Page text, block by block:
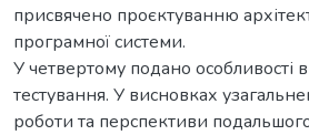
присвячено проєктуванню
програмної системи.
У четвертому подано особливості
тестування. У висновках
роботи та перспективи